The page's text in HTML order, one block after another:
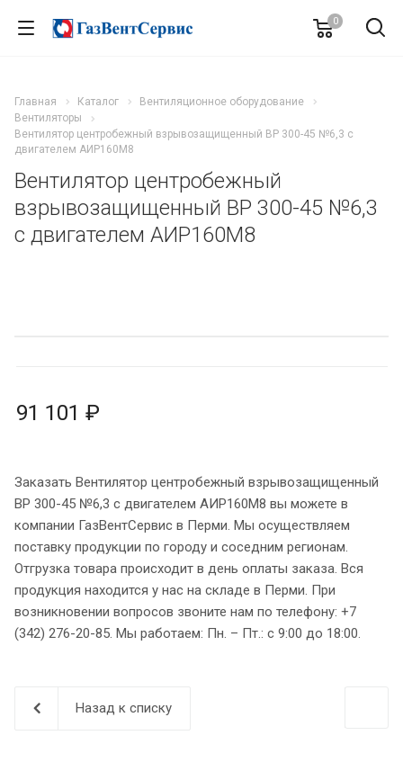
0
Главная Каталог
Вентиляционное оборудование
Вентиляторы
Вентилятор центробежный взрывозащищенный ВР 300-45 №6,3 с
двигателем АИР160M8
Вентилятор центробежный
взрывозащищенный ВР 300-45 №6,3
с двигателем АИР160M8
91 101 ₽
Заказать Вентилятор центробежный взрывозащищенный
ВР 300-45 №6,3 с двигателем АИР160M8 вы можете в
компании ГазВентСервис в Перми. Мы осуществляем
поставку продукции по городу и соседним регионам.
Отгрузка товара происходит в день оплаты заказа. Вся
продукция находится у нас на складе в Перми. При
возникновении вопросов звоните нам по телефону: +7
(342) 276-20-85. Мы работаем: Пн. – Пт.: с 9:00 до 18:00.
Назад к списку